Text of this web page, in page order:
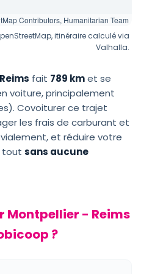
Contributors, Humanitarian Team
itinéraire calculé via
Valhalla.
Reims fait 789 kmet se
voiture, principalement
Covoiturer ce trajet
les frais de carburant et
et réduire votre
tout sans aucune
Montpellier - Reims
?